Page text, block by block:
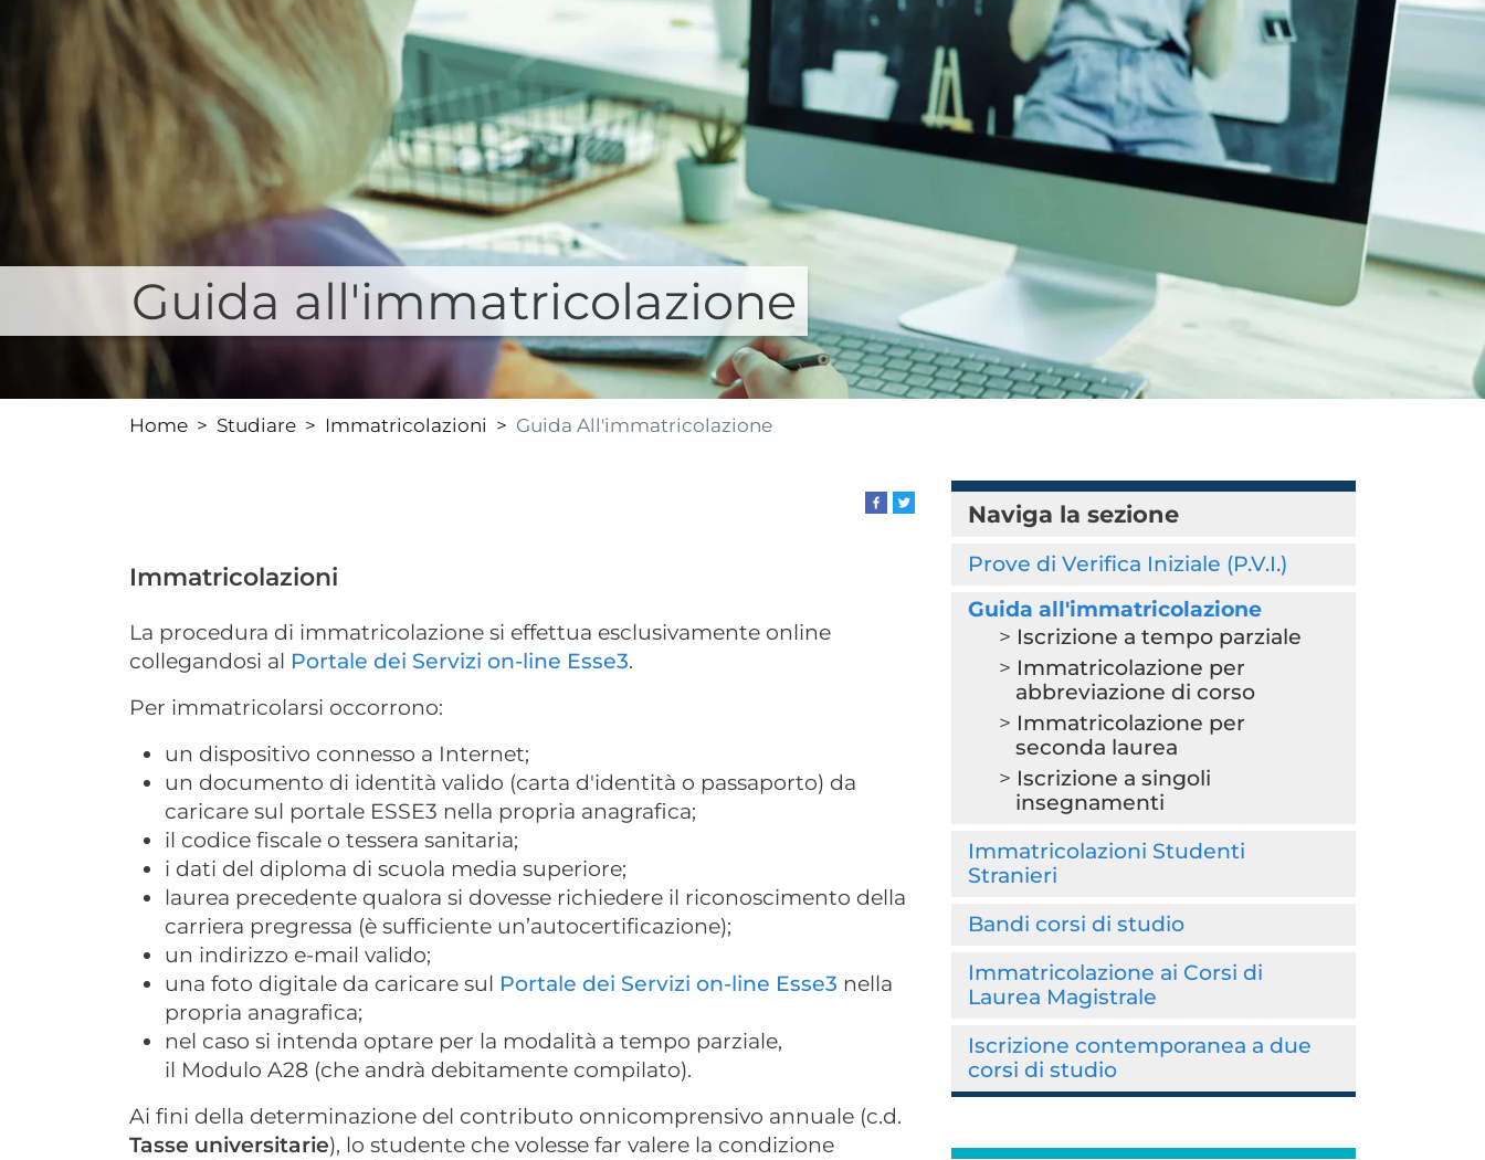
Guida all'immatricolazione
Home Studiare Immatricolazioni Guida All'immatricolazione
Immatricolazioni
La procedura di immatricolazione si effettua esclusivamente online
collegandosi al Portale dei Servizi on-line Esse3.
Per immatricolarsi occorrono:
un dispositivo connesso a Internet;
un documento di identità valido (carta d'identità o passaporto) da
caricare sul portale ESSE3 nella propria anagrafica;
il codice fiscale o tessera sanitaria;
i dati del diploma di scuola media superiore;
laurea precedente qualora si dovesse richiedere il riconoscimento della
carriera pregressa (è sufficiente un’autocertificazione);
un indirizzo e-mail valido;
una foto digitale da caricare sul Portale dei Servizi on-line Esse3 nella
propria anagrafica;
nel caso si intenda optare per la modalità a tempo parziale,
il Modulo A28 (che andrà debitamente compilato).
Ai fini della determinazione del contributo onnicomprensivo annuale (c.d.
Tasse universitarie), lo studente che volesse far valere la condizione
Naviga la sezione
Prove di Verifica Iniziale (P.V.I.)
Guida all'immatricolazione
Iscrizione a tempo parziale
Immatricolazione per
abbreviazione di corso
Immatricolazione per
seconda laurea
Iscrizione a singoli
insegnamenti
Immatricolazioni Studenti
Stranieri
Bandi corsi di studio
Immatricolazione ai Corsi di
Laurea Magistrale
Iscrizione contemporanea a due
corsi di studio